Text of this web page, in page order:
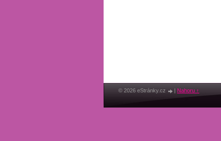
© 2026 eStránky.cz | Nahoru ↑